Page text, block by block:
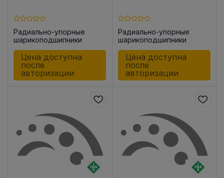
Радиально-упорные
шарикоподшипники
Цена доступна
после
авторизации
Радиально-упорные
шарикоподшипники
Цена доступна
после
авторизации